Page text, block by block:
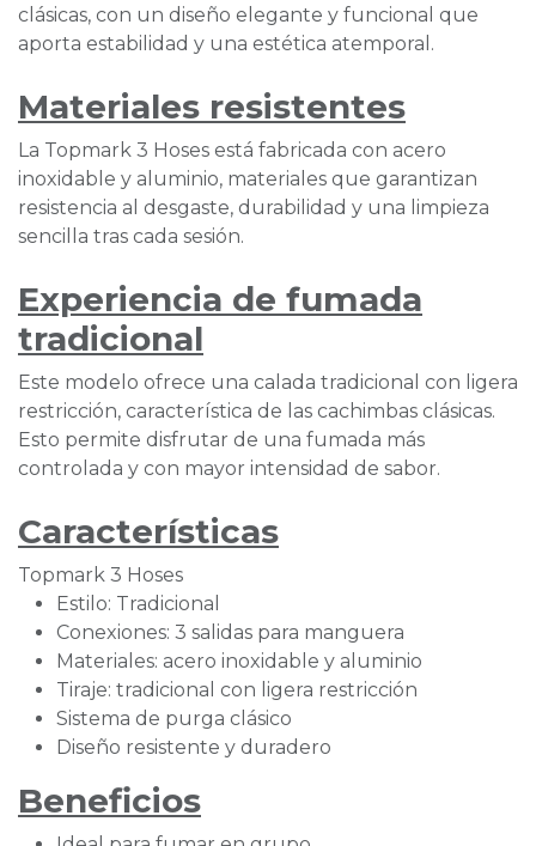
clásicas, con un diseño elegante y funcional que
aporta estabilidad y una estética atemporal.
Materiales resistentes
La Topmark 3 Hoses está fabricada con acero
inoxidable y aluminio, materiales que garantizan
resistencia al desgaste, durabilidad y una limpieza
sencilla tras cada sesión.
Experiencia de fumada
tradicional
Este modelo ofrece una calada tradicional con ligera
restricción, característica de las cachimbas clásicas.
Esto permite disfrutar de una fumada más
controlada y con mayor intensidad de sabor.
Características
Topmark 3 Hoses
Estilo: Tradicional
Conexiones: 3 salidas para manguera
Materiales: acero inoxidable y aluminio
Tiraje: tradicional con ligera restricción
Sistema de purga clásico
Diseño resistente y duradero
Beneficios